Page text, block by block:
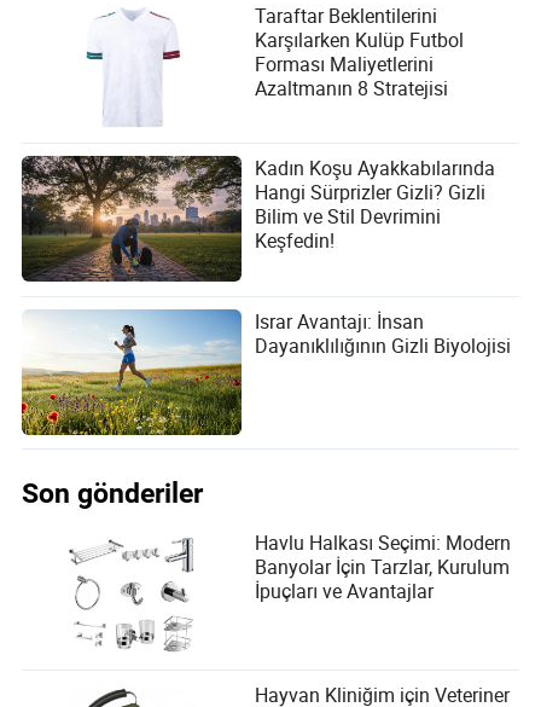
Taraftar Beklentilerini
Karşılarken Kulüp Futbol
Forması Maliyetlerini
Azaltmanın 8 Stratejisi
Kadın Koşu Ayakkabılarında
Hangi Sürprizler Gizli? Gizli
Bilim ve Stil Devrimini
Keşfedin!
Israr Avantajı: İnsan
Dayanıklılığının Gizli Biyolojisi
Son gönderiler
Havlu Halkası Seçimi: Modern
Banyolar İçin Tarzlar, Kurulum
İpuçları ve Avantajlar
Hayvan Kliniğim için Veteriner